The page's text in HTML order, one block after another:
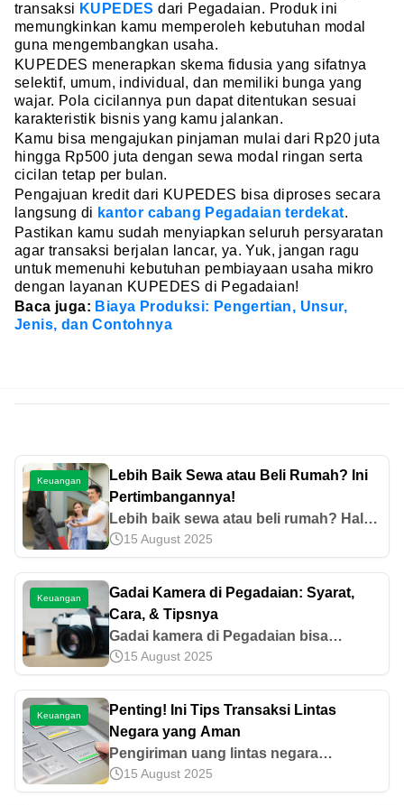
transaksi KUPEDES dari Pegadaian. Produk ini
memungkinkan kamu memperoleh kebutuhan modal
guna mengembangkan usaha.
KUPEDES menerapkan skema fidusia yang sifatnya
selektif, umum, individual, dan memiliki bunga yang
wajar. Pola cicilannya pun dapat ditentukan sesuai
karakteristik bisnis yang kamu jalankan.
Kamu bisa mengajukan pinjaman mulai dari Rp20 juta
hingga Rp500 juta dengan sewa modal ringan serta
cicilan tetap per bulan.
Pengajuan kredit dari KUPEDES bisa diproses secara
langsung di kantor cabang Pegadaian terdekat.
Pastikan kamu sudah menyiapkan seluruh persyaratan
agar transaksi berjalan lancar, ya. Yuk, jangan ragu
untuk memenuhi kebutuhan pembiayaan usaha mikro
dengan layanan KUPEDES di Pegadaian!
Baca juga: Biaya Produksi: Pengertian, Unsur,
Jenis, dan Contohnya
Keuangan
Lebih Baik Sewa atau Beli Rumah? Ini
Pertimbangannya!
Lebih baik sewa atau beli rumah? Hal
ini perlu dipertimbangkan secara
matang sebelum mengambil
keputusan. Yuk, simak informasi
selengkapnya di artikel ini!
15 August 2025
Keuangan
Gadai Kamera di Pegadaian: Syarat,
Cara, & Tipsnya
Gadai kamera di Pegadaian bisa
dilaksanakan dengan memenuhi syarat
yang berlaku. Cari tahu syarat, tata
cara, kelebihan, dan tips gadainya di
artikel ini!
15 August 2025
Keuangan
Penting! Ini Tips Transaksi Lintas
Negara yang Aman
Pengiriman uang lintas negara
sekarang banyak yang menawarkan.
Namun, apakah jasa tersebut aman?
15 August 2025